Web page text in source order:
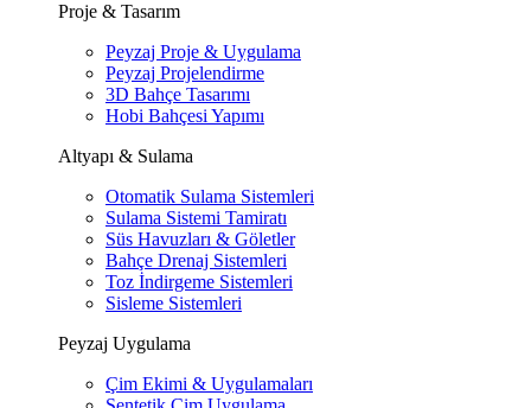
Proje & Tasarım
Peyzaj Proje & Uygulama
Peyzaj Projelendirme
3D Bahçe Tasarımı
Hobi Bahçesi Yapımı
Altyapı & Sulama
Otomatik Sulama Sistemleri
Sulama Sistemi Tamiratı
Süs Havuzları & Göletler
Bahçe Drenaj Sistemleri
Toz İndirgeme Sistemleri
Sisleme Sistemleri
Peyzaj Uygulama
Çim Ekimi & Uygulamaları